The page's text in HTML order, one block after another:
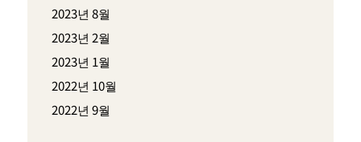
2023년 8월
2023년 2월
2023년 1월
2022년 10월
2022년 9월